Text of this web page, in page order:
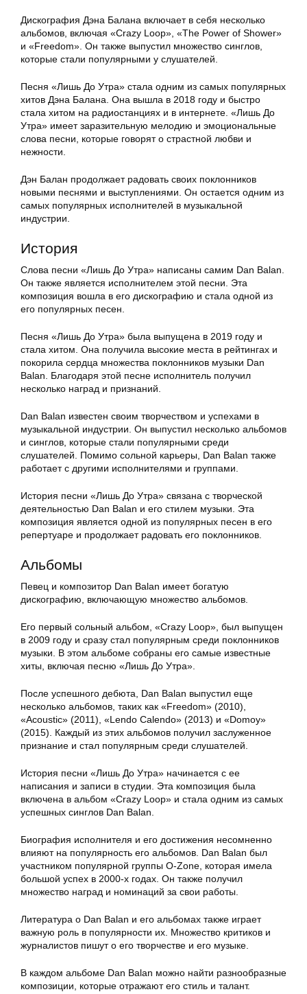
Дискография Дэна Балана включает в себя несколько
альбомов, включая «Crazy Loop», «The Power of Shower»
и «Freedom». Он также выпустил множество синглов,
которые стали популярными у слушателей.
Песня «Лишь До Утра» стала одним из самых популярных
хитов Дэна Балана. Она вышла в 2018 году и быстро
стала хитом на радиостанциях и в интернете. «Лишь До
Утра» имеет заразительную мелодию и эмоциональные
слова песни, которые говорят о страстной любви и
нежности.
Дэн Балан продолжает радовать своих поклонников
новыми песнями и выступлениями. Он остается одним из
самых популярных исполнителей в музыкальной
индустрии.
История
Слова песни «Лишь До Утра» написаны самим Dan Balan.
Он также является исполнителем этой песни. Эта
композиция вошла в его дискографию и стала одной из
его популярных песен.
Песня «Лишь До Утра» была выпущена в 2019 году и
стала хитом. Она получила высокие места в рейтингах и
покорила сердца множества поклонников музыки Dan
Balan. Благодаря этой песне исполнитель получил
несколько наград и признаний.
Dan Balan известен своим творчеством и успехами в
музыкальной индустрии. Он выпустил несколько альбомов
и синглов, которые стали популярными среди
слушателей. Помимо сольной карьеры, Dan Balan также
работает с другими исполнителями и группами.
История песни «Лишь До Утра» связана с творческой
деятельностью Dan Balan и его стилем музыки. Эта
композиция является одной из популярных песен в его
репертуаре и продолжает радовать его поклонников.
Альбомы
Певец и композитор Dan Balan имеет богатую
дискографию, включающую множество альбомов.
Его первый сольный альбом, «Crazy Loop», был выпущен
в 2009 году и сразу стал популярным среди поклонников
музыки. В этом альбоме собраны его самые известные
хиты, включая песню «Лишь До Утра».
После успешного дебюта, Dan Balan выпустил еще
несколько альбомов, таких как «Freedom» (2010),
«Acoustic» (2011), «Lendo Calendo» (2013) и «Domoy»
(2015). Каждый из этих альбомов получил заслуженное
признание и стал популярным среди слушателей.
История песни «Лишь До Утра» начинается с ее
написания и записи в студии. Эта композиция была
включена в альбом «Crazy Loop» и стала одним из самых
успешных синглов Dan Balan.
Биография исполнителя и его достижения несомненно
влияют на популярность его альбомов. Dan Balan был
участником популярной группы O-Zone, которая имела
большой успех в 2000-х годах. Он также получил
множество наград и номинаций за свои работы.
Литература о Dan Balan и его альбомах также играет
важную роль в популярности их. Множество критиков и
журналистов пишут о его творчестве и его музыке.
В каждом альбоме Dan Balan можно найти разнообразные
композиции, которые отражают его стиль и талант.